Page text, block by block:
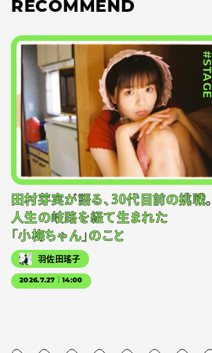
RECOMMEND
#STAGE
田村芽実が語る、30代目前の挑戦。
人生の岐路を経て生まれた
「小梅ちゃん」のこと
羽佐田瑤子
2026.7.27｜14:00